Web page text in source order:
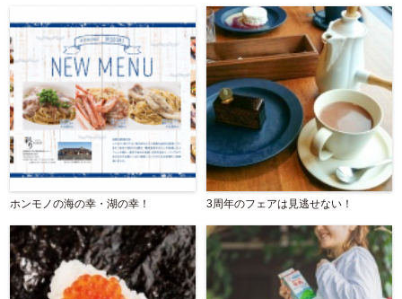
ホンモノの海の幸・湖の幸！ 3周年のフェアは見逃せない！